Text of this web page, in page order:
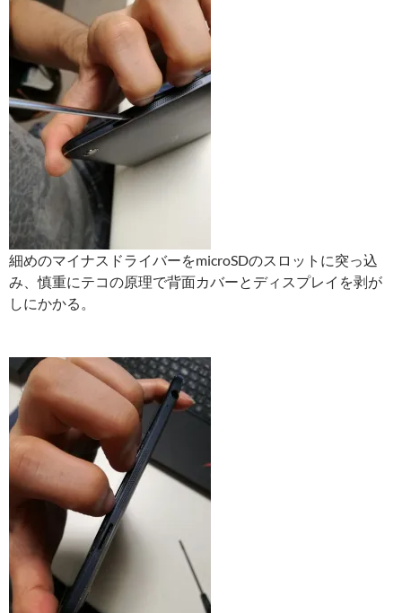
細めのマイナスドライバーをmicroSDのスロットに突っ込
み、慎重にテコの原理で背面カバーとディスプレイを剥が
しにかかる。